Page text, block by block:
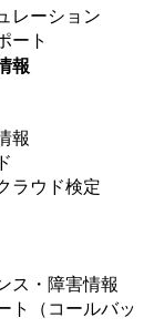
レーション
ート
報
報
ラウド検定
ス・障害情報
ト（コールバッ